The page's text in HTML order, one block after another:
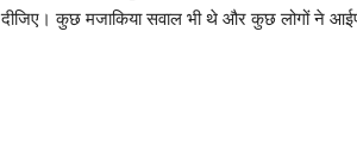
दीजिए। कुछ मजाकिया सवाल भी थे और कुछ लोगों ने